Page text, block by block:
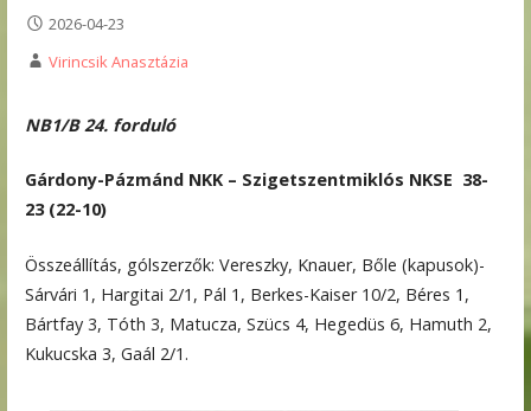
2026-04-23
Virincsik Anasztázia
NB1/B 24. forduló
Gárdony-Pázmánd NKK – Szigetszentmiklós NKSE 38-
23 (22-10)
Összeállítás, gólszerzők: Vereszky, Knauer, Bőle (kapusok)-
Sárvári 1, Hargitai 2/1, Pál 1, Berkes-Kaiser 10/2, Béres 1,
Bártfay 3, Tóth 3, Matucza, Szücs 4, Hegedüs 6, Hamuth 2,
Kukucska 3, Gaál 2/1.